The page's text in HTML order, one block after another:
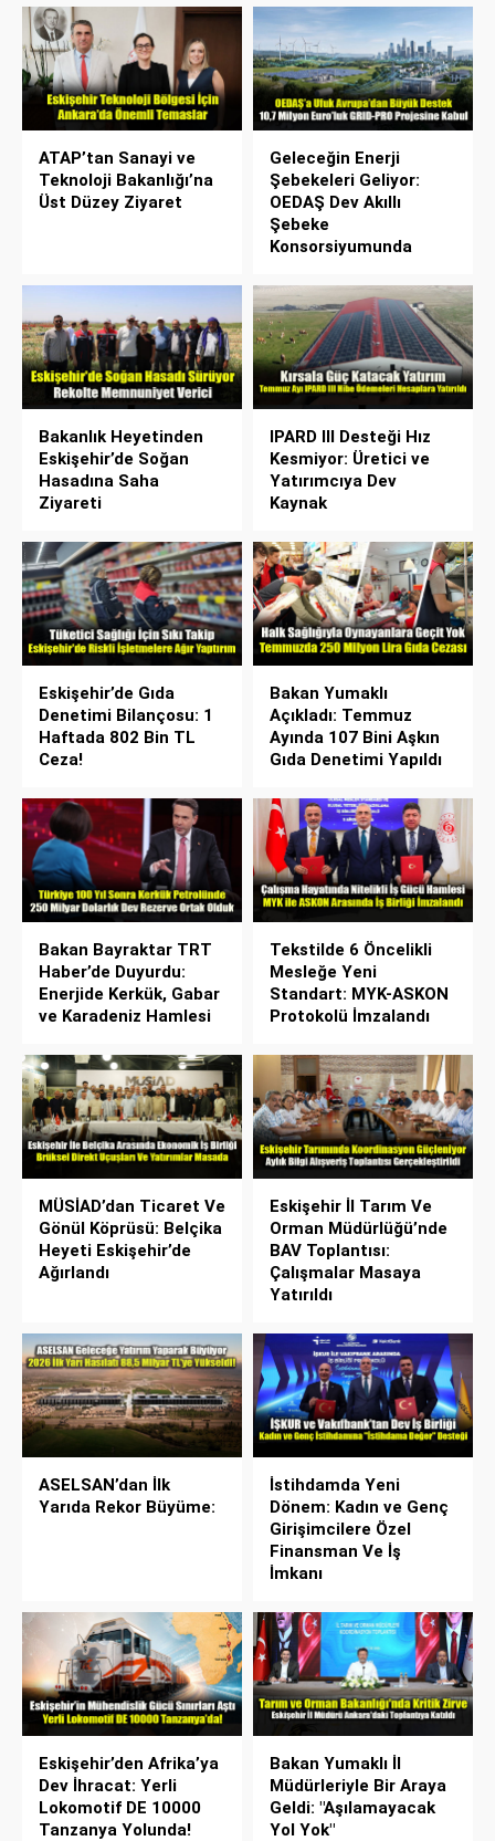
ATAP’tan Sanayi ve
Teknoloji Bakanlığı’na
Üst Düzey Ziyaret
Geleceğin Enerji
Şebekeleri Geliyor:
OEDAŞ Dev Akıllı
Şebeke
Konsorsiyumunda
Bakanlık Heyetinden
Eskişehir’de Soğan
Hasadına Saha
Ziyareti
IPARD III Desteği Hız
Kesmiyor: Üretici ve
Yatırımcıya Dev
Kaynak
Eskişehir’de Gıda
Denetimi Bilançosu: 1
Haftada 802 Bin TL
Ceza!
Bakan Yumaklı
Açıkladı: Temmuz
Ayında 107 Bini Aşkın
Gıda Denetimi Yapıldı
Bakan Bayraktar TRT
Haber’de Duyurdu:
Enerjide Kerkük, Gabar
ve Karadeniz Hamlesi
Tekstilde 6 Öncelikli
Mesleğe Yeni
Standart: MYK-ASKON
Protokolü İmzalandı
MÜSİAD’dan Ticaret Ve
Gönül Köprüsü: Belçika
Heyeti Eskişehir’de
Ağırlandı
Eskişehir İl Tarım Ve
Orman Müdürlüğü’nde
BAV Toplantısı:
Çalışmalar Masaya
Yatırıldı
ASELSAN’dan İlk
Yarıda Rekor Büyüme:
İstihdamda Yeni
Dönem: Kadın ve Genç
Girişimcilere Özel
Finansman Ve İş
İmkanı
Eskişehir’den Afrika’ya
Dev İhracat: Yerli
Lokomotif DE 10000
Tanzanya Yolunda!
Bakan Yumaklı İl
Müdürleriyle Bir Araya
Geldi: "Aşılamayacak
Yol Yok"